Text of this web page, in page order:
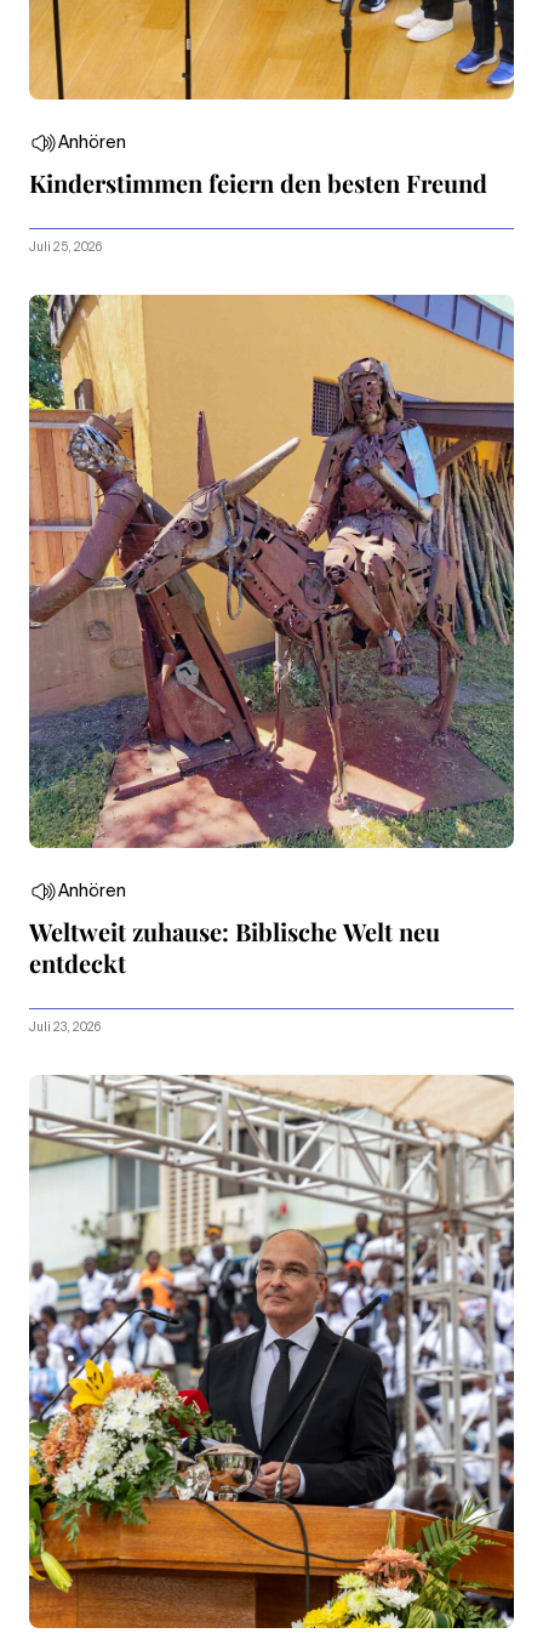
Anhören
Kinderstimmen feiern den besten Freund
Juli 25, 2026
Anhören
Weltweit zuhause: Biblische Welt neu
entdeckt
Juli 23, 2026